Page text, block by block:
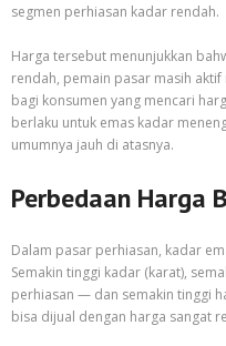
segmen perhiasan kadar rendah.
Harga tersebut menunjukkan
rendah, pemain pasar masih
bagi konsumen yang mencari
berlaku untuk emas kadar
umumnya jauh di atasnya.
Perbedaan Harga
Dalam pasar perhiasan, kadar
Semakin tinggi kadar (karat),
perhiasan — dan semakin tinggi
bisa dijual dengan harga sangat